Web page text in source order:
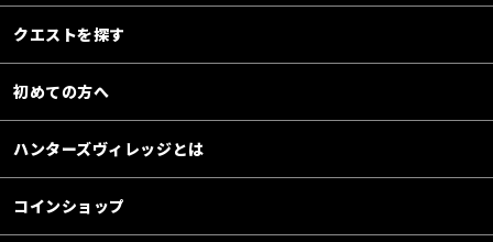
クエストを探す
初めての方へ
ハンターズヴィレッジとは
コインショップ